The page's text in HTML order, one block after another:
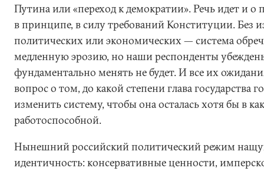
Путина или «переход к демократии». Речь идет и о
в принципе, в силу требований Конституции. Без
политических или экономических — система
медленную эрозию, но наши респонденты
фундаментально менять не будет. И все их
вопрос о том, до какой степени глава государства
изменить систему, чтобы она осталась хотя бы в
работоспособной.
Нынешний российский политический режим
идентичность: консервативные ценности,